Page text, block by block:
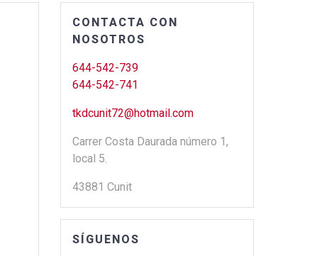
CONTACTA CON
NOSOTROS
644-542-739
644-542-741
tkdcunit72@hotmail.com
Carrer Costa Daurada número 1,
local 5.
43881 Cunit
SÍGUENOS